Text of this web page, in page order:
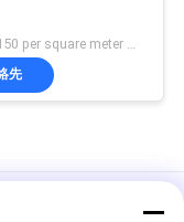
US 120-150 per square meter MOQ:1平方メートル
先